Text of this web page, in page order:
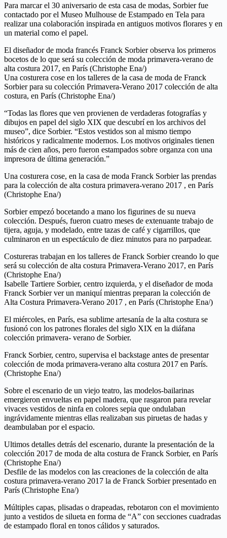
Para marcar el 30 aniversario de esta casa de modas, Sorbier fue
contactado por el Museo Mulhouse de Estampado en Tela para
realizar una colaboración inspirada en antiguos motivos florares y en
un material como el papel.
El diseñador de moda francés Franck Sorbier observa los primeros
bocetos de lo que será su colección de moda primavera-verano de
alta costura 2017, en París (Christophe Ena/)
Una costurera cose en los talleres de la casa de moda de Franck
Sorbier para su colección Primavera-Verano 2017 colección de alta
costura, en París (Christophe Ena/)
“Todas las flores que ven provienen de verdaderas fotografías y
dibujos en papel del siglo XIX que descubrí en los archivos del
museo”, dice Sorbier. “Estos vestidos son al mismo tiempo
históricos y radicalmente modernos. Los motivos originales tienen
más de cien años, pero fueron estampados sobre organza con una
impresora de última generación.”
Una costurera cose, en la casa de moda Franck Sorbier las prendas
para la colección de alta costura primavera-verano 2017 , en París
(Christophe Ena/)
Sorbier empezó bocetando a mano los figurines de su nueva
colección. Después, fueron cuatro meses de extenuante trabajo de
tijera, aguja, y modelado, entre tazas de café y cigarrillos, que
culminaron en un espectáculo de diez minutos para no parpadear.
Costureras trabajan en los talleres de Franck Sorbier creando lo que
será su colección de alta costura Primavera-Verano 2017, en París
(Christophe Ena/)
Isabelle Tartiere Sorbier, centro izquierda, y el diseñador de moda
Franck Sorbier ver un maniquí mientras preparan la colección de
Alta Costura Primavera-Verano 2017 , en París (Christophe Ena/)
El miércoles, en París, esa sublime artesanía de la alta costura se
fusionó con los patrones florales del siglo XIX en la diáfana
colección primavera- verano de Sorbier.
Franck Sorbier, centro, supervisa el backstage antes de presentar
colección de moda primavera-verano alta costura 2017 en París.
(Christophe Ena/)
Sobre el escenario de un viejo teatro, las modelos-bailarinas
emergieron envueltas en papel madera, que rasgaron para revelar
vivaces vestidos de ninfa en colores sepia que ondulaban
ingrávidamente mientras ellas realizaban sus piruetas de hadas y
deambulaban por el espacio.
Ultimos detalles detrás del escenario, durante la presentación de la
colección 2017 de moda de alta costura de Franck Sorbier, en París
(Christophe Ena/)
Desfile de las modelos con las creaciones de la colección de alta
costura primavera-verano 2017 la de Franck Sorbier presentado en
París (Christophe Ena/)
Múltiples capas, plisadas o drapeadas, rebotaron con el movimiento
junto a vestidos de silueta en forma de “A” con secciones cuadradas
de estampado floral en tonos cálidos y saturados.